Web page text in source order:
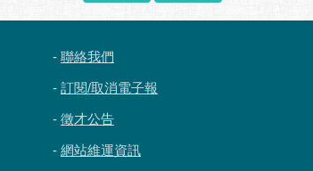
- 聯絡我們
- 訂閱/取消電子報
- 徵才公告
- 網站維運資訊